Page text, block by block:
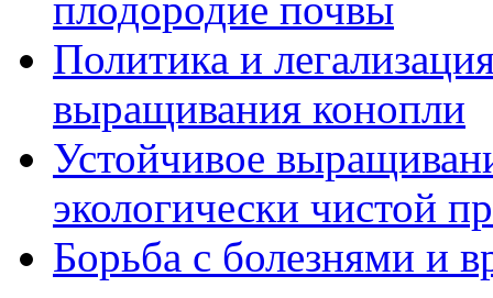
Политика и
выращивания конопли
Устойчивое
экологически чистой
Борьба с болезнями и